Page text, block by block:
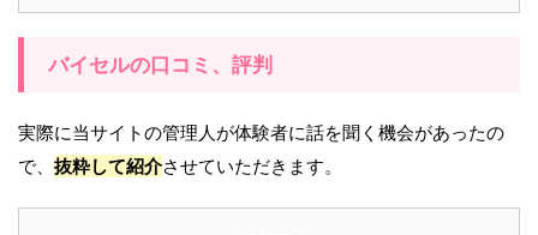
バイセルの口コミ、評判
実際に当サイトの管理人が体験者に話を聞く機会があったの
で、 抜粋して紹介させていただきます。